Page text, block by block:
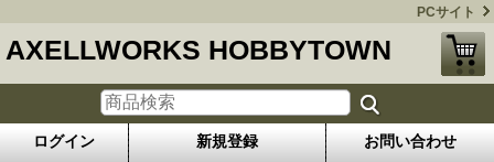
PCサイト
AXELLWORKS HOBBYTOWN
ログイン 新規登録 お問い合わせ